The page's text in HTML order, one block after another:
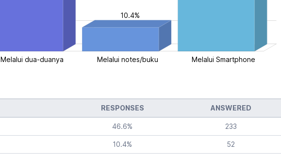
10.4%
Saya tidak
Melalui Smartphone
Melalui notes/buku
Melalui dua-duanya
RESPONSES ANSWERED
46.6% 233
10.4% 52